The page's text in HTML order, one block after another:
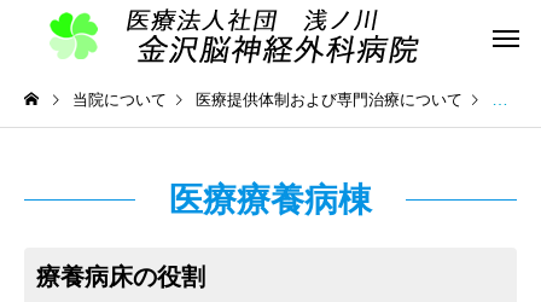
当院について 医療提供体制および専門治療について 医療
医療療養病棟
療養病床の役割